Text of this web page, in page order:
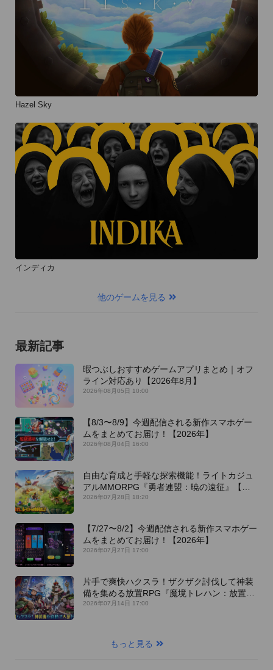
Hazel Sky
インディカ
他のゲームを見る
最新記事
暇つぶしおすすめゲームアプリまとめ｜オフ
ライン対応あり【2026年8月】
2026年08月05日 10:00
【8/3〜8/9】今週配信される新作スマホゲー
ムをまとめてお届け！【2026年】
2026年08月04日 16:00
自由な育成と手軽な探索機能！ライトカジュ
アルMMORPG『勇者連盟：暁の遠征』【最
新作PICKUP】
2026年07月28日 18:20
【7/27〜8/2】今週配信される新作スマホゲー
ムをまとめてお届け！【2026年】
2026年07月27日 17:00
片手で爽快ハクスラ！ザクザク討伐して神装
備を集める放置RPG『魔境トレハン：放置で
神装備』【最新作PICKUP】
2026年07月14日 17:00
もっと見る